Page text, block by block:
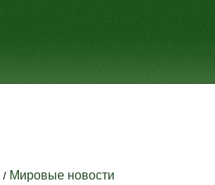
/ Мировые новости